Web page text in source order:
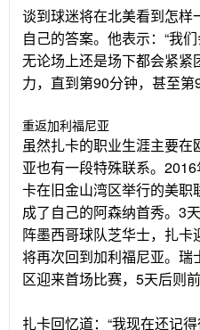
谈到球迷将在北美看到怎样
自己的答案。他表示：“我
无论场上还是场下都会紧
力，直到第90分钟，甚至
重返加利福尼亚
虽然扎卡的职业生涯主要
亚也有一段特殊联系。
卡在旧金山湾区举行的美
成了自己的阿森纳首秀。3
阵墨西哥球队芝华士，扎
将再次回到加利福尼亚。
区迎来首场比赛，5天后则
扎卡回忆道：“我现在还记